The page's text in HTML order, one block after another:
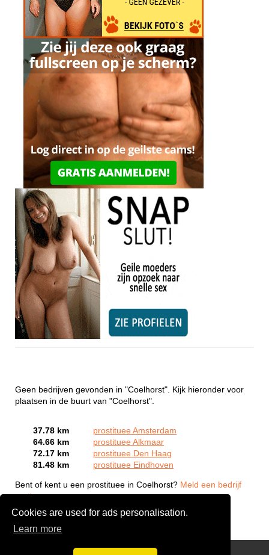
Cookies are used for ads personalisation.
Learn more
Geen bedrijven gevonden in "Coelhorst". Kijk hieronder voor
plaatsen in de buurt van "Coelhorst".
37.78 km
prostituee Amsterdam
64.66 km
prostituee Alkmaar
72.17 km
prostituee Den Haag
81.48 km
prostituee Eindhoven
Bent of kent u een prostituee in Coelhorst? Meld een bedrijf
gratis aan